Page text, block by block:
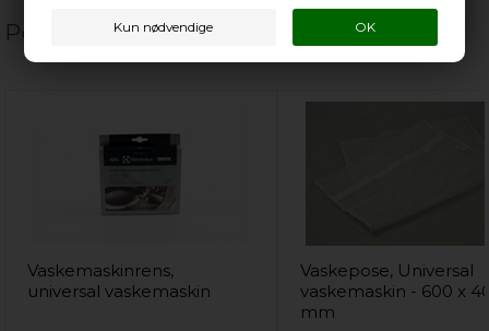
Populære relaterte produkter
Vaskemaskinrens,
universal vaskemaskin
Vaskepose, Universal
vaskemaskin - 600 x
mm